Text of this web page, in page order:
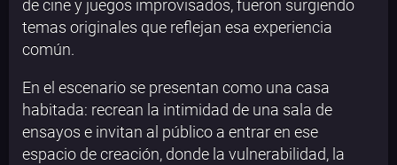
de cine y juegos improvisados, fueron surgiendo
temas originales que reflejan esa experiencia
común.
En el escenario se presentan como una casa
habitada: recrean la intimidad de una sala de
ensayos e invitan al público a entrar en ese
espacio de creación, donde la vulnerabilidad, la